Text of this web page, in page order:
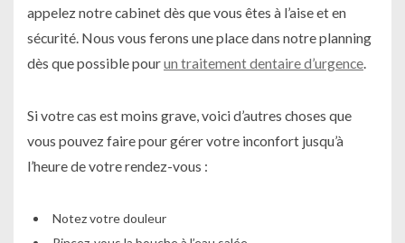
appelez notre cabinet dès que vous êtes à l’aise et en
sécurité. Nous vous ferons une place dans notre planning
dès que possible pourun traitement dentaire d’urgence.
Si votre cas est moins grave, voici d’autres choses que
vous pouvez faire pour gérer votre inconfort jusqu’à
l’heure de votre rendez-vous :
Notez votre douleur